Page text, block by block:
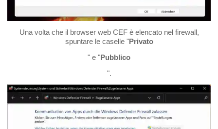
Una volta che il browser web CEF è elencato nel firewall,
spuntare le caselle "Privato
" e "Pubblico
".